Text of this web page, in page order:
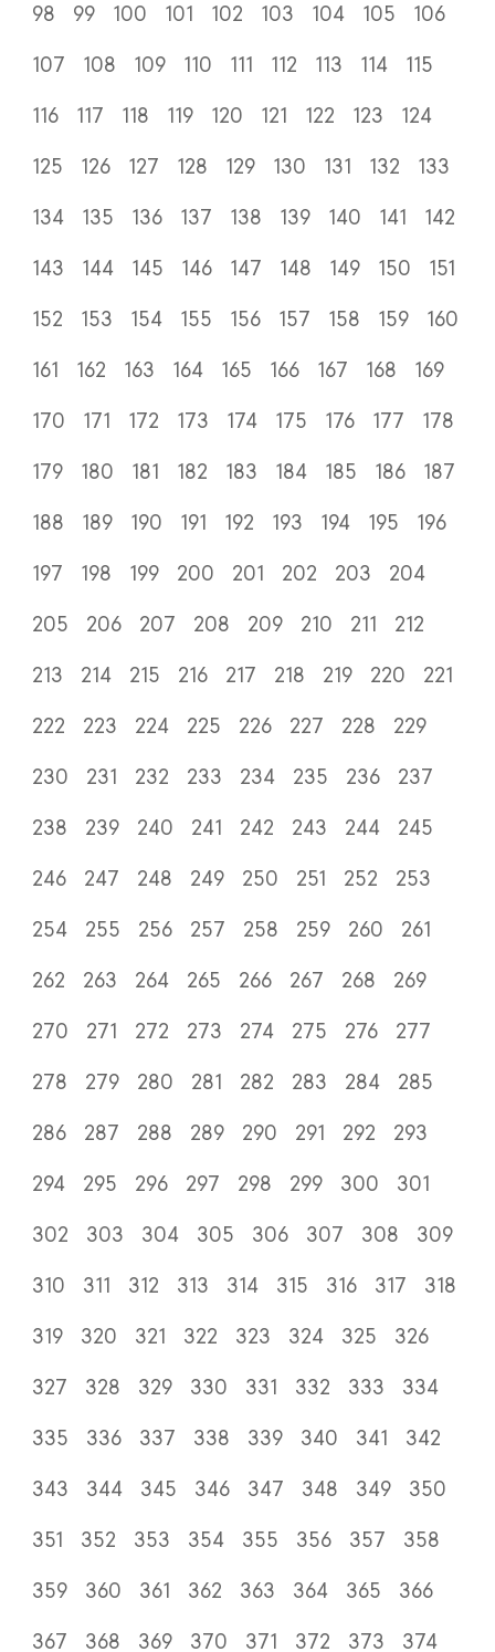
98
99 100 101 102 103 104 105
106
107
108 109 110 111 112 113 114
115
116
117 118 119 120 121 122 123
124
125
126 127 128 129 130 131 132
133
134
135 136 137 138 139 140 141
142
143
144 145 146 147 148 149 150
151
152
153 154 155 156 157 158 159
160
161
162 163 164 165 166 167 168
169
170
171 172 173 174 175 176 177
178
179
180 181 182 183 184 185 186
187
188
189 190 191 192 193 194 195
196
197
198 199 200 201 202 203
204
205
206 207 208 209 210 211
212
213
214 215 216 217 218 219 220
221
222
223 224 225 226 227 228
229
230
231 232 233 234 235 236
237
238
239 240 241 242 243 244
245
246
247 248 249 250 251 252
253
254
255 256 257 258 259 260
261
262
263 264 265 266 267 268
269
270
271 272 273 274 275 276
277
278
279 280 281 282 283 284
285
286
287 288 289 290 291 292
293
294
295 296 297 298 299 300
301
302
303 304 305 306 307 308
309
310
311 312 313 314 315 316 317
318
319
320 321 322 323 324 325
326
327
328 329 330 331 332 333
334
335
336 337 338 339 340 341
342
343
344 345 346 347 348 349
350
351
352 353 354 355 356 357
358
359
360 361 362 363 364 365
366
367
368 369 370 371 372 373 374